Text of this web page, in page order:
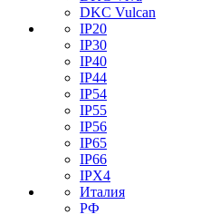
DKC Vulcan
IP20
IP30
IP40
IP44
IP54
IP55
IP56
IP65
IP66
IPX4
Италия
РФ